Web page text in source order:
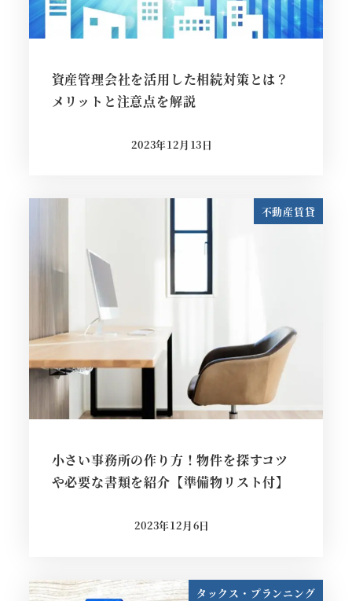
資産管理会社を活用した相続対策とは？
メリットと注意点を解説
投稿日
2023年12月13日
不動産賃貸
小さい事務所の作り方！物件を探すコツ
や必要な書類を紹介【準備物リスト付】
投稿日
2023年12月6日
タックス・プランニング